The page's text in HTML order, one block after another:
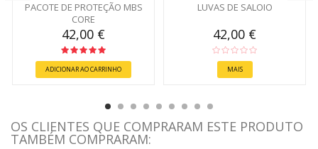
PACOTE DE PROTEÇÃO MBS
CORE
42,00 €
ADICIONAR AO CARRINHO
LUVAS DE SALOIO
42,00 €
MAIS
OS CLIENTES QUE COMPRARAM ESTE PRODUTO
TAMBÉM COMPRARAM: